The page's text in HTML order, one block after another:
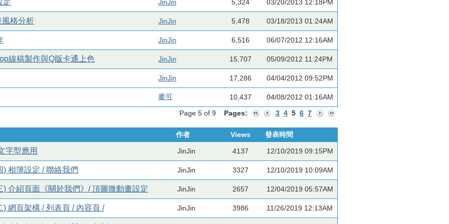
定 JinJin 5,324 03/20/2013 12:18PM
風格分析 JinJin 5,478 03/18/2013 01:24AM
JinJin 6,516 06/07/2012 12:16AM
線稿製作與Q版卡通上色 JinJin 15,707 05/09/2012 11:24PM
JinJin 17,286 04/04/2012 09:52PM
麥可 10,437 04/08/2012 01:16AM
Page 5 of 9 Pages: 3 4 5 6 7
作者 Views 發表時間
字型應用 JinJin 4137 12/10/2019 09:15PM
相簿設定 / 聯絡我們 JinJin 3327 12/10/2019 10:09AM
介紹頁面《關於我們》/ 頂圖微動畫設定 JinJin 2657 12/04/2019 05:57AM
網頁架構 / 列表頁 / 內容頁 / JinJin 3986 11/26/2019 12:13AM